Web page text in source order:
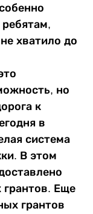
ребятам,
хватило до
но
к
в
система
В этом
грантов. Еще
грантов